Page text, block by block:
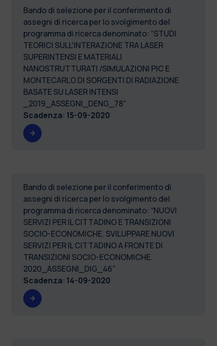
Bando di selezione per il conferimento di
assegni di ricerca per lo svolgimento del
programma di ricerca denominato: “STUDI
TEORICI SULL'INTERAZIONE TRA LASER
SUPERINTENSI E MATERIALI
NANOSTRUTTURATI /SIMULAZIONI PIC E
MONTECARLO DI SORGENTI DI RADIAZIONE
BASATE SU LASER INTENSI
_2019_ASSEGNI_DENG_78”
Scadenza: 15-09-2020
Bando di selezione per il conferimento di
assegni di ricerca per lo svolgimento del
programma di ricerca denominato: “NUOVI
SERVIZI PER IL CITTADINO E TRANSIZIONI
SOCIO-ECONOMICHE. SVILUPPARE NUOVI
SERVIZI PER IL CITTADINO A FRONTE DI
TRANSIZIONI SOCIO-ECONOMICHE.
2020_ASSEGNI_DIG_46”
Scadenza: 14-09-2020